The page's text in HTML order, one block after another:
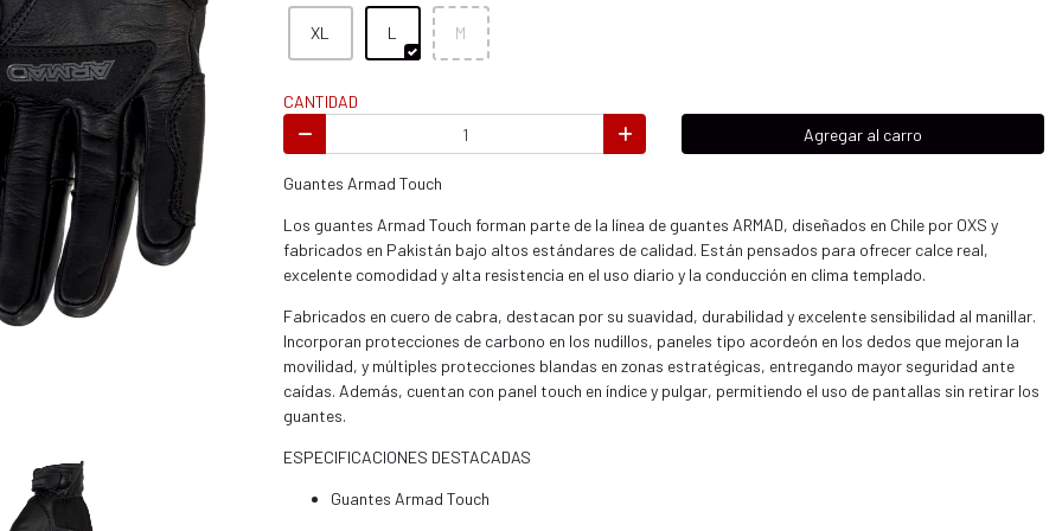
/ enduro
enduro / ATV
XL L M
CANTIDAD
Agregar al carro
Guantes Armad Touch
Los guantes Armad Touch forman parte de la línea de guantes ARMAD, diseñados en Chile por OXS y
fabricados en Pakistán bajo altos estándares de calidad. Están pensados para ofrecer calce real,
excelente comodidad y alta resistencia en el uso diario y la conducción en clima templado.
Fabricados en cuero de cabra, destacan por su suavidad, durabilidad y excelente sensibilidad al manillar.
Incorporan protecciones de carbono en los nudillos, paneles tipo acordeón en los dedos que mejoran la
movilidad, y múltiples protecciones blandas en zonas estratégicas, entregando mayor seguridad ante
caídas. Además, cuentan con panel touch en índice y pulgar, permitiendo el uso de pantallas sin retirar los
guantes.
ESPECIFICACIONES DESTACADAS
Guantes Armad Touch